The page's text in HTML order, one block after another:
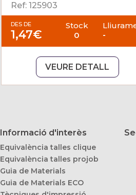
Ref: 125903
DES DE
1,47€
Stock
0
-
VEURE DETALL
Informació d'interès
Equivalència talles clique
Equivalència talles projob
Guia de Materials
Guia de Materials ECO